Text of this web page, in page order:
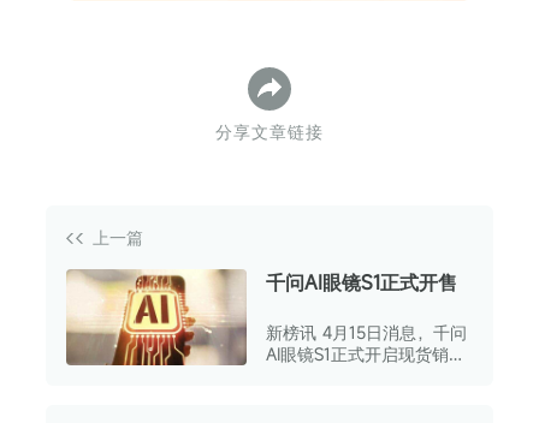
分享文章链接
上一篇
千问AI眼镜S1正式开售
新榜讯 4月15日消息，千问
AI眼镜S1正式开启现货销